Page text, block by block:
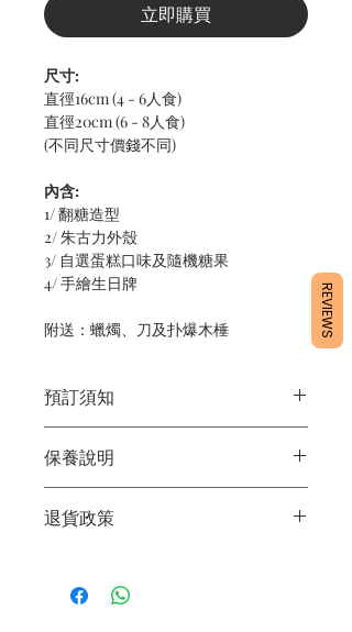
立即購買
尺寸:
直徑16cm (4 - 6人食)
直徑20cm (6 - 8人食)
(不同尺寸價錢不同)
內含:
1/ 翻糖造型
2/ 朱古力外殼
3/ 自選蛋糕口味及隨機糖果
4/ 手繪生日牌
附送：蠟燭、刀及扑爆木棰
預訂須知
定日期取貨請提早10 - 14天前落單🤗
2/ 下單後24小時內會有專人電郵確認訂
單
3/ 取貨時需要出示確認訊息 或 訂單編
店】
保養說明
2/ 運送時避免大力搖晃
退貨政策
作，不設退換。
REVIEWS